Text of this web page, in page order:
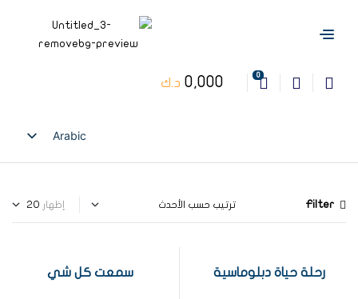
0
0,000 د.ك
Arabic
English
Filter إظهار
رحلة حياة دبلوماسية سمعت كل شي